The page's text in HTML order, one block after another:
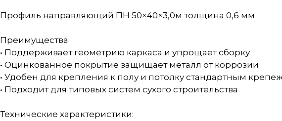
Профиль направляющий ПН 50×40×3,0м толщина 0,6 мм
Преимущества:
• Поддерживает геометрию каркаса и упрощает сборку
• Оцинкованное покрытие защищает металл от коррозии
• Удобен для крепления к полу и потолку стандартным
• Подходит для типовых систем сухого строительства
Технические характеристики: